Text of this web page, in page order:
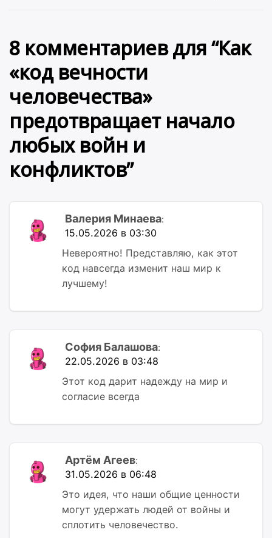
8 комментариев для “Как
«код вечности
человечества»
предотвращает начало
любых войн и
конфликтов”
Валерия Минаева:
15.05.2026 в 03:30
Невероятно! Представляю, как этот
код навсегда изменит наш мир к
лучшему!
София Балашова:
22.05.2026 в 03:48
Этот код дарит надежду на мир и
согласие всегда
Артём Агеев:
31.05.2026 в 06:48
Это идея, что наши общие ценности
могут удержать людей от войны и
сплотить человечество.